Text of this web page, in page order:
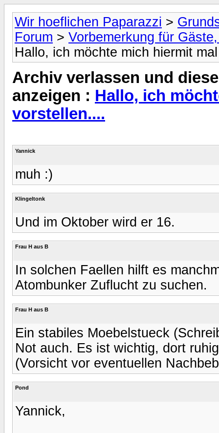
Wir hoeflichen Paparazzi >
Forum > Vorbemerkung für
Hallo, ich möchte mich hiermit
Archiv verlassen und
anzeigen : Hallo, ich
vorstellen....
Yannick
muh :)
Klingeltonk
Und im Oktober wird er 16.
Frau H aus B
In solchen Faellen hilft es
Atombunker Zuflucht zu suchen.
Frau H aus B
Ein stabiles Moebelstueck
Not auch. Es ist wichtig, dort
(Vorsicht vor eventuellen
Pond
Yannick,